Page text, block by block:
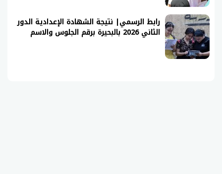
رابط الرسمي| نتيجة الشهادة الإعدادية الدور
الثاني 2026 بالبحيرة برقم الجلوس والاسم